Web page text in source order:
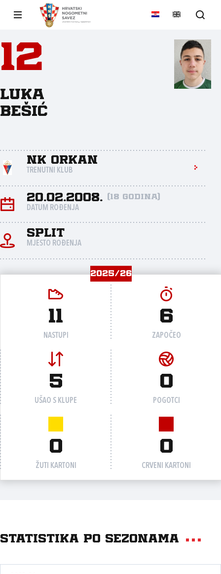
12
Luka
Bešić
NK Orkan
TRENUTNI KLUB
20.02.2008. (18 godina)
DATUM ROĐENJA
Split
MJESTO ROĐENJA
2025/26
11
NASTUPI
6
ZAPOČEO
5
UŠAO S KLUPE
0
POGOTCI
0
ŽUTI KARTONI
0
CRVENI KARTONI
Statistika po sezonama